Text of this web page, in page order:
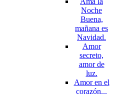
Noche
Buena,
mañana es
Navidad.
Amor
secreto,
amor de
luz.
Amor en el
corazón...